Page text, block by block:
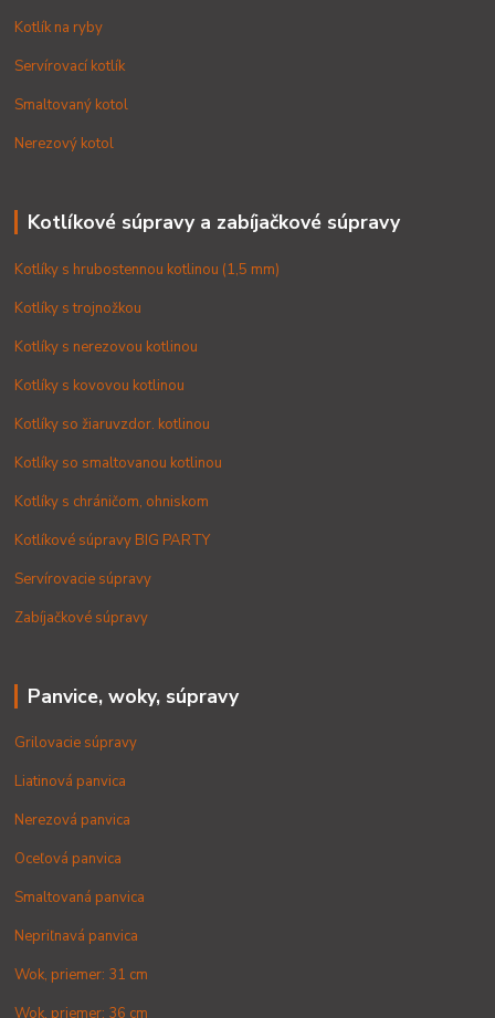
Kotlík na ryby
Servírovací kotlík
Smaltovaný kotol
Nerezový kotol
Kotlíkové súpravy a zabíjačkové súpravy
Kotlíky s hrubostennou kotlinou (1,5 mm)
Kotlíky s trojnožkou
Kotlíky s nerezovou kotlinou
Kotlíky s kovovou kotlinou
Kotlíky so žiaruvzdor. kotlinou
Kotlíky so smaltovanou kotlinou
Kotlíky s chráničom, ohniskom
Kotlíkové súpravy BIG PARTY
Servírovacie súpravy
Zabíjačkové súpravy
Panvice, woky, súpravy
Grilovacie súpravy
Liatinová panvica
Nerezová panvica
Oceľová panvica
Smaltovaná panvica
Nepriľnavá panvica
Wok, priemer: 31 cm